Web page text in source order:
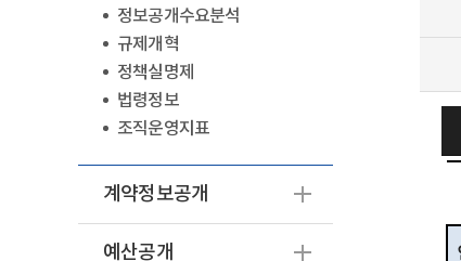
정보공개수요분석
규제개혁
정책실명제
법령정보
조직운영지표
계약정보공개
예산공개